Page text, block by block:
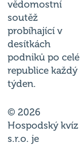
vědomostní
soutěž
probíhající v
desítkách
podniků po celé
republice každý
týden.
© 2026
Hospodský kvíz
s.r.o. je